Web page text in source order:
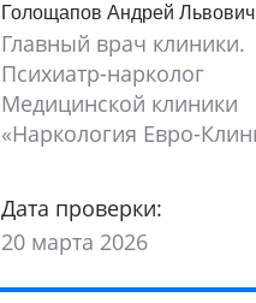
Голощапов Андрей Львович
Главный врач клиники.
Психиатр-нарколог
Медицинской клиники
«Наркология Евро-
Дата проверки:
20 марта 2026